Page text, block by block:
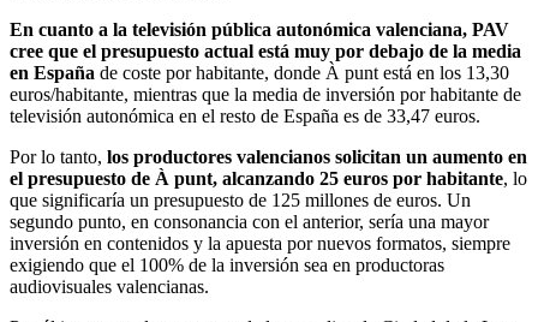
En cuanto a la televisión pública autonómica valenciana, PAV
cree que el presupuesto actual está muy por debajo de la media
en España de coste por habitante, donde À punt está en los 13,30
euros/habitante, mientras que la media de inversión por habitante de
televisión autonómica en el resto de España es de 33,47 euros.
Por lo tanto, los productores valencianos solicitan un aumento en
el presupuesto de À punt, alcanzando 25 euros por habitante, lo
que significaría un presupuesto de 125 millones de euros. Un
segundo punto, en consonancia con el anterior, sería una mayor
inversión en contenidos y la apuesta por nuevos formatos, siempre
exigiendo que el 100% de la inversión sea en productoras
audiovisuales valencianas.